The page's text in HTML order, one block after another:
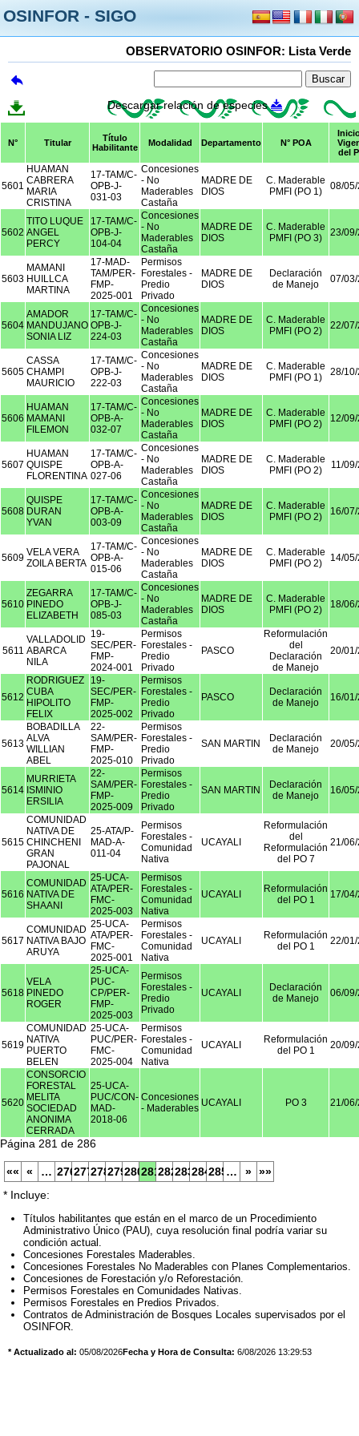
OSINFOR - SIGO
OBSERVATORIO OSINFOR: Lista Verde
Descargar relación de especies
N° Titular
Título
Habilitante
Modalidad Departamento N° POA
del
5601
HUAMAN
CABRERA
MARIA
CRISTINA
17-TAM/C-
OPB-J-
031-03
Concesiones
- No
Maderables
Castaña
MADRE DE
DIOS
C. Maderable
PMFI (PO 1)
08/
5602
TITO LUQUE
ANGEL
PERCY
17-TAM/C-
OPB-J-
104-04
Concesiones
- No
Maderables
Castaña
MADRE DE
DIOS
C. Maderable
PMFI (PO 3)
23/
5603
MAMANI
HUILLCA
MARTINA
17-MAD-
TAM/PER-
FMP-
2025-001
Permisos
Forestales -
Predio
Privado
MADRE DE
DIOS
Declaración
de Manejo
07/
5604
AMADOR
MANDUJANO
SONIA LIZ
17-TAM/C-
OPB-J-
224-03
Concesiones
- No
Maderables
Castaña
MADRE DE
DIOS
C. Maderable
PMFI (PO 2)
22/
5605
CASSA
CHAMPI
MAURICIO
17-TAM/C-
OPB-J-
222-03
Concesiones
- No
Maderables
Castaña
MADRE DE
DIOS
C. Maderable
PMFI (PO 1)
28/
5606
HUAMAN
MAMANI
FILEMON
17-TAM/C-
OPB-A-
032-07
Concesiones
- No
Maderables
Castaña
MADRE DE
DIOS
C. Maderable
PMFI (PO 2)
12/
5607
HUAMAN
QUISPE
FLORENTINA
17-TAM/C-
OPB-A-
027-06
Concesiones
- No
Maderables
Castaña
MADRE DE
DIOS
C. Maderable
PMFI (PO 2)
11/
5608
QUISPE
DURAN
YVAN
17-TAM/C-
OPB-A-
003-09
Concesiones
- No
Maderables
Castaña
MADRE DE
DIOS
C. Maderable
PMFI (PO 2)
16/
5609 VELA VERA
ZOILA BERTA
17-TAM/C-
OPB-A-
015-06
Concesiones
- No
Maderables
Castaña
MADRE DE
DIOS
C. Maderable
PMFI (PO 2)
14/
5610
ZEGARRA
PINEDO
ELIZABETH
17-TAM/C-
OPB-J-
085-03
Concesiones
- No
Maderables
Castaña
MADRE DE
DIOS
C. Maderable
PMFI (PO 2)
18/
5611
VALLADOLID
ABARCA
NILA
19-
SEC/PER-
FMP-
2024-001
Permisos
Forestales -
Predio
Privado
PASCO
Reformulación
del
Declaración
de Manejo
20/
5612
RODRIGUEZ
CUBA
HIPOLITO
FELIX
19-
SEC/PER-
FMP-
2025-002
Permisos
Forestales -
Predio
Privado
PASCO
Declaración
de Manejo
16/
5613
BOBADILLA
ALVA
WILLIAN
ABEL
22-
SAM/PER-
FMP-
2025-010
Permisos
Forestales -
Predio
Privado
SAN MARTIN
Declaración
de Manejo
20/
5614
MURRIETA
ISMINIO
ERSILIA
22-
SAM/PER-
FMP-
2025-009
Permisos
Forestales -
Predio
Privado
SAN MARTIN
Declaración
de Manejo
16/
5615
COMUNIDAD
NATIVA DE
CHINCHENI
GRAN
PAJONAL
25-ATA/P-
MAD-A-
011-04
Permisos
Forestales -
Comunidad
Nativa
UCAYALI
Reformulación
del
Reformulación
del PO 7
21/
5616
COMUNIDAD
NATIVA DE
SHAANI
25-UCA-
ATA/PER-
FMC-
2025-003
Permisos
Forestales -
Comunidad
Nativa
UCAYALI
Reformulación
del PO 1
17/
5617
COMUNIDAD
NATIVA BAJO
ARUYA
25-UCA-
ATA/PER-
FMC-
2025-001
Permisos
Forestales -
Comunidad
Nativa
UCAYALI
Reformulación
del PO 1
22/
5618
VELA
PINEDO
ROGER
25-UCA-
PUC-
CP/PER-
FMP-
2025-003
Permisos
Forestales -
Predio
Privado
UCAYALI
Declaración
de Manejo
06/
5619
COMUNIDAD
NATIVA
PUERTO
BELEN
25-UCA-
PUC/PER-
FMC-
2025-004
Permisos
Forestales -
Comunidad
Nativa
UCAYALI
Reformulación
del PO 1
20/
5620
CONSORCIO
FORESTAL
MELITA
SOCIEDAD
ANONIMA
CERRADA
25-UCA-
PUC/CON-
MAD-
2018-06
Concesiones
- Maderables UCAYALI PO 3 21/
Página 281 de 286
«« « … 276277278279280281282283284285… » »»
* Incluye:
Títulos habilitantes que están en el marco de un Procedimiento
Administrativo Único (PAU), cuya resolución final podría variar su
condición actual.
Concesiones Forestales Maderables.
Concesiones Forestales No Maderables con Planes Complementarios.
Concesiones de Forestación y/o Reforestación.
Permisos Forestales en Comunidades Nativas.
Permisos Forestales en Predios Privados.
Contratos de Administración de Bosques Locales supervisados por el
OSINFOR.
* Actualizado al: 05/08/2026Fecha y Hora de Consulta: 6/08/2026 13:29:53